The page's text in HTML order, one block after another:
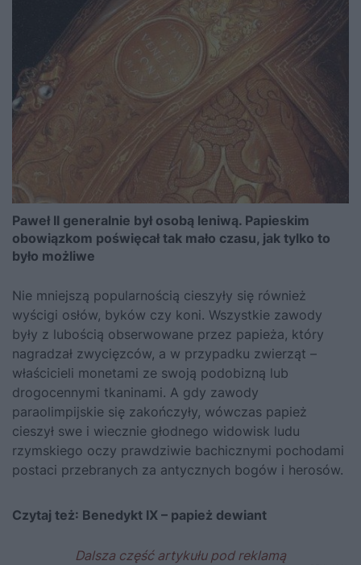
Paweł II generalnie był osobą leniwą. Papieskim
obowiązkom poświęcał tak mało czasu, jak tylko to
było możliwe
Nie mniejszą popularnością cieszyły się również
wyścigi osłów, byków czy koni. Wszystkie zawody
były z lubością obserwowane przez papieża, który
nagradzał zwycięzców, a w przypadku zwierząt –
właścicieli monetami ze swoją podobizną lub
drogocennymi tkaninami. A gdy zawody
paraolimpijskie się zakończyły, wówczas papież
cieszył swe i wiecznie głodnego widowisk ludu
rzymskiego oczy prawdziwie bachicznymi pochodami
postaci przebranych za antycznych bogów i herosów.
Czytaj też: Benedykt IX – papież dewiant